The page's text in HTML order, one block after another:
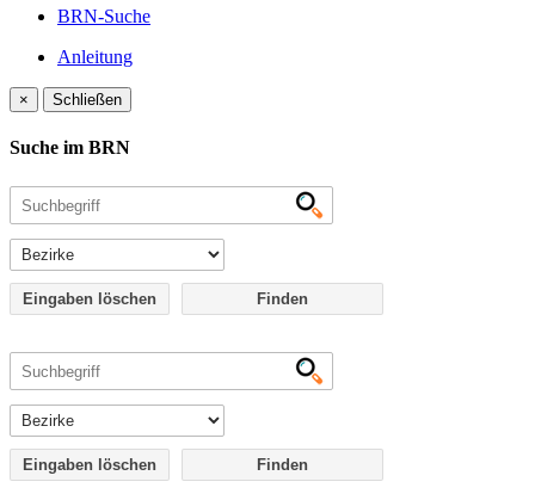
BRN-Suche
Anleitung
× Schließen
Suche im BRN
Eingaben löschen
Eingaben löschen